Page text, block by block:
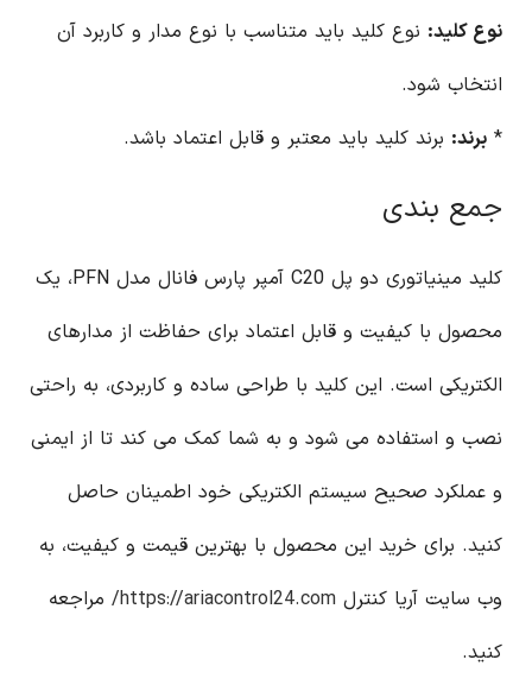
نوع کلید: نوع کلید باید متناسب با نوع مدار و کاربرد آن
انتخاب شود.
* برند: برند کلید باید معتبر و قابل اعتماد باشد.
جمع بندی
کلید مینیاتوری دو پل C20 آمپر پارس فانال مدل PFN، یک
محصول با کیفیت و قابل اعتماد برای حفاظت از مدارهای
الکتریکی است. این کلید با طراحی ساده و کاربردی، به راحتی
نصب و استفاده می شود و به شما کمک می کند تا از ایمنی
و عملکرد صحیح سیستم الکتریکی خود اطمینان حاصل
کنید. برای خرید این محصول با بهترین قیمت و کیفیت، به
وب سایت آریا کنترل https://ariacontrol24.com/ مراجعه
کنید.